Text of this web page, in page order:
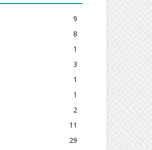
9
8
1
3
1
1
2
11
29